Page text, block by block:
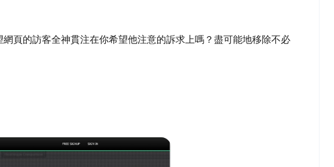
頁的訪客全神貫注在你希望他注意的訴求上嗎？盡可能地移除不必